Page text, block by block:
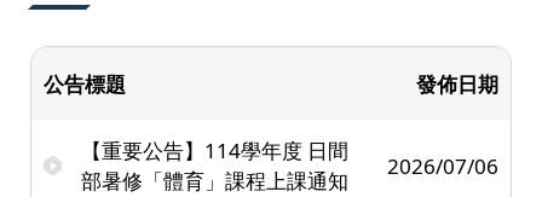
公告標題 發佈日期
【重要公告】114學年度 日間
部暑修「體育」課程上課通知
2026/07/06